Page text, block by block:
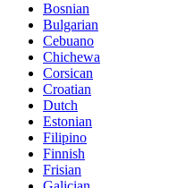
Bosnian
Bulgarian
Cebuano
Chichewa
Corsican
Croatian
Dutch
Estonian
Filipino
Finnish
Frisian